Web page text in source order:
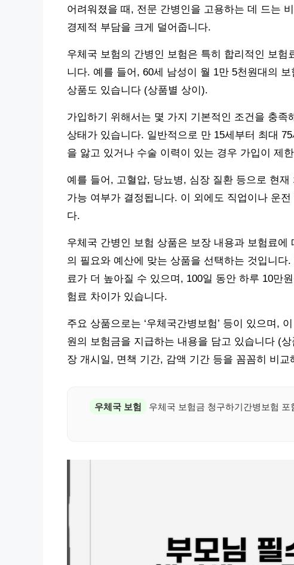
어려워졌을 때, 전문 간병인을 고용하는 데 드는
경제적 부담을 크게 덜어줍니다.
우체국 보험의 간병인 보험은 특히 합리적인 보
니다. 예를 들어, 60세 남성이 월 1만 5천원대의
상품도 있습니다 (상품별 상이).
가입하기 위해서는 몇 가지 기본적인 조건을 충
상태가 있습니다. 일반적으로 만 15세부터 최대
을 앓고 있거나 수술 이력이 있는 경우 가입이 제
예를 들어, 고혈압, 당뇨병, 심장 질환 등으로 현
가능 여부가 결정됩니다. 이 외에도 직업이나 운
다.
우체국 간병인 보험 상품은 보장 내용과 보험료
의 필요와 예산에 맞는 상품을 선택하는 것입니
료가 더 높아질 수 있으며, 100일 동안 하루 10만
험료 차이가 있습니다.
주요 상품으로는 ‘우체국간병보험’ 등이 있으며,
원의 보험금을 지급하는 내용을 담고 있습니다 (
장 개시일, 면책 기간, 감액 기간 등을 꼼꼼히 비교
우체국 보험 우체국 보험금 청구하기간병보험